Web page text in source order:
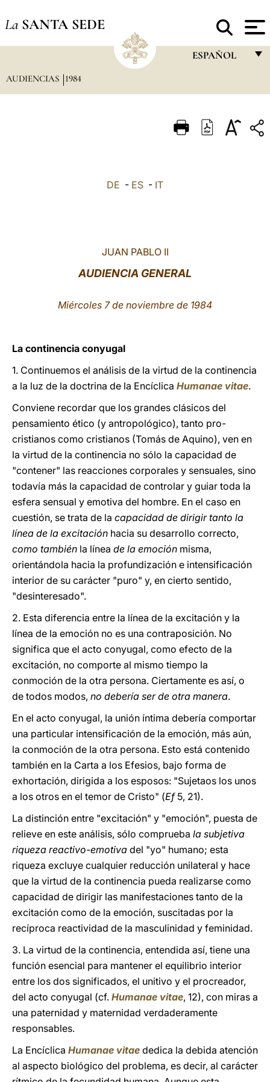
La SANTA SEDE
ESPAÑOL
ITALIANO
AUDIENCIAS 1984
DE - ES - IT
JUAN PABLO II
AUDIENCIA GENERAL
Miércoles 7 de noviembre de 1984
La continencia conyugal
1. Continuemos el análisis de la virtud de la continencia
a la luz de la doctrina de la Encíclica Humanae vitae.
Conviene recordar que los grandes clásicos del
pensamiento ético (y antropológico), tanto pro-
cristianos como cristianos (Tomás de Aquino), ven en
la virtud de la continencia no sólo la capacidad de
"contener" las reacciones corporales y sensuales, sino
todavía más la capacidad de controlar y guiar toda la
esfera sensual y emotiva del hombre. En el caso en
cuestión, se trata de la capacidad de dirigir tanto la
línea de la excitación hacia su desarrollo correcto,
como también la línea de la emoción misma,
orientándola hacia la profundización e intensificación
interior de su carácter "puro" y, en cierto sentido,
"desinteresado".
2. Esta diferencia entre la línea de la excitación y la
línea de la emoción no es una contraposición. No
significa que el acto conyugal, como efecto de la
excitación, no comporte al mismo tiempo la
conmoción de la otra persona. Ciertamente es así, o
de todos modos, no debería ser de otra manera.
En el acto conyugal, la unión íntima debería comportar
una particular intensificación de la emoción, más aún,
la conmoción de la otra persona. Esto está contenido
también en la Carta a los Efesios, bajo forma de
exhortación, dirigida a los esposos: "Sujetaos los unos
a los otros en el temor de Cristo" (Ef5, 21).
La distinción entre "excitación" y "emoción", puesta de
relieve en este análisis, sólo comprueba la subjetiva
riqueza reactivo-emotiva del "yo" humano; esta
riqueza excluye cualquier reducción unilateral y hace
que la virtud de la continencia pueda realizarse como
capacidad de dirigir las manifestaciones tanto de la
excitación como de la emoción, suscitadas por la
recíproca reactividad de la masculinidad y feminidad.
3. La virtud de la continencia, entendida así, tiene una
función esencial para mantener el equilibrio interior
entre los dos significados, el unitivo y el procreador,
del acto conyugal (cf. Humanae vitae, 12), con miras a
una paternidad y maternidad verdaderamente
responsables.
La Encíclica Humanae vitae dedica la debida atención
al aspecto biológico del problema, es decir, al carácter